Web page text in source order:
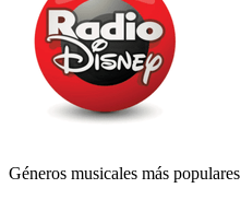
Géneros musicales más populares